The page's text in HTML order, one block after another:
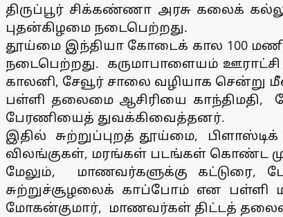
திருப்பூர் சிக்கண்ணா அரசு கலைக்
புதன்கிழமை நடைபெற்றது.
தூய்மை இந்தியா கோடைக் கால 100
நடைபெற்றது. கருமாபாளையம்
காலனி, சேவூர் சாலை வழியாக சென்று
பள்ளி தலைமை ஆசிரியை காந்திமதி,
பேரணியைத் துவக்கிவைத்தனர்.
இதில் சுற்றுப்புறத் தூய்மை,
விலங்குகள், மரங்கள் படங்கள் கொண்ட
மேலும், மாணவர்களுக்கு கட்டுரை,
சுற்றுச்சூழலைக் காப்போம் என
மோகன்குமார், மாணவர்கள் திட்டத்